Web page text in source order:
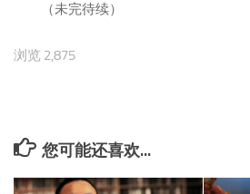
（未完待续）
浏览 2,875
您可能还喜欢...